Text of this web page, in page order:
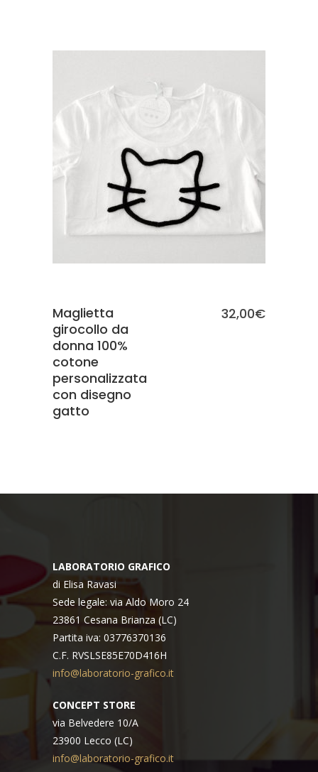
SCEGLI
Maglietta
girocollo da
donna 100%
cotone
personalizzata
con disegno
gatto
32,00€
LABORATORIO GRAFICO
di Elisa Ravasi
Sede legale: via Aldo Moro 24
23861 Cesana Brianza (LC)
Partita iva: 03776370136
C.F. RVSLSE85E70D416H
info@laboratorio-grafico.it
CONCEPT STORE
via Belvedere 10/A
23900 Lecco (LC)
info@laboratorio-grafico.it